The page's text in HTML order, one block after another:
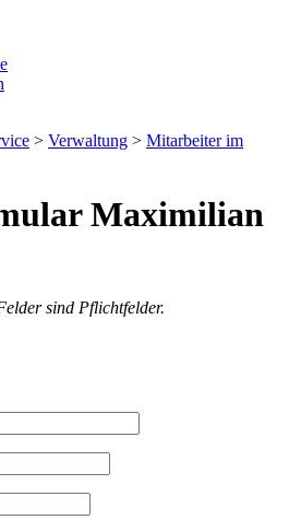
> Verwaltung > Mitarbeiter im
Maximilian
sind Pflichtfelder.